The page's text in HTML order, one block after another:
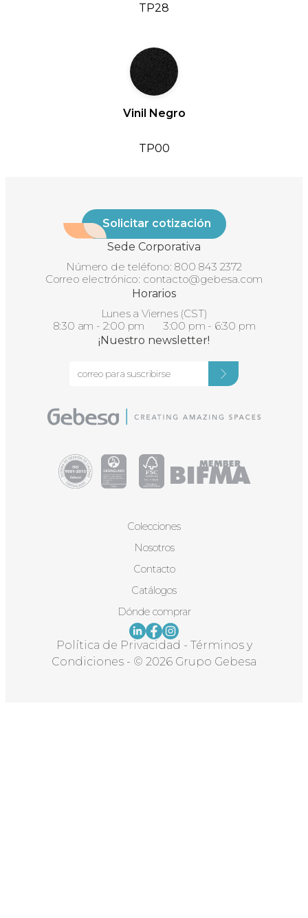
TP28
Vinil Negro
TP00
Solicitar cotización
Sede Corporativa
Número de teléfono: 800 843 2372
Correo electrónico: contacto@gebesa.com
Horarios
Lunes a Viernes (CST)
8:30 am - 2:00 pm 3:00 pm - 6:30 pm
¡Nuestro newsletter!
Colecciones
Nosotros
Contacto
Catálogos
Dónde comprar
Política de Privacidad - Términos y
Condiciones - © 2026 Grupo Gebesa